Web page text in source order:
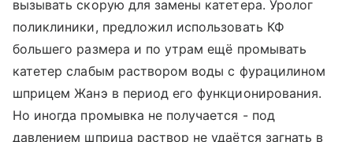
вызывать скорую для замены катетера. Уролог
поликлиники, предложил использовать КФ
большего размера и по утрам ещё промывать
катетер слабым раствором воды с фурацилином
шприцем Жанэ в период его функционирования.
Но иногда промывка не получается - под
давлением шприца раствор не удаётся загнать в